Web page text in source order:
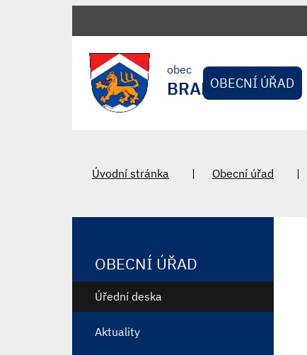
obec
BRADLECOBECNÍ ÚŘAD
Úvodní stránka Obecní úřad
OBECNÍ ÚŘAD
Úřední deska
Aktuality